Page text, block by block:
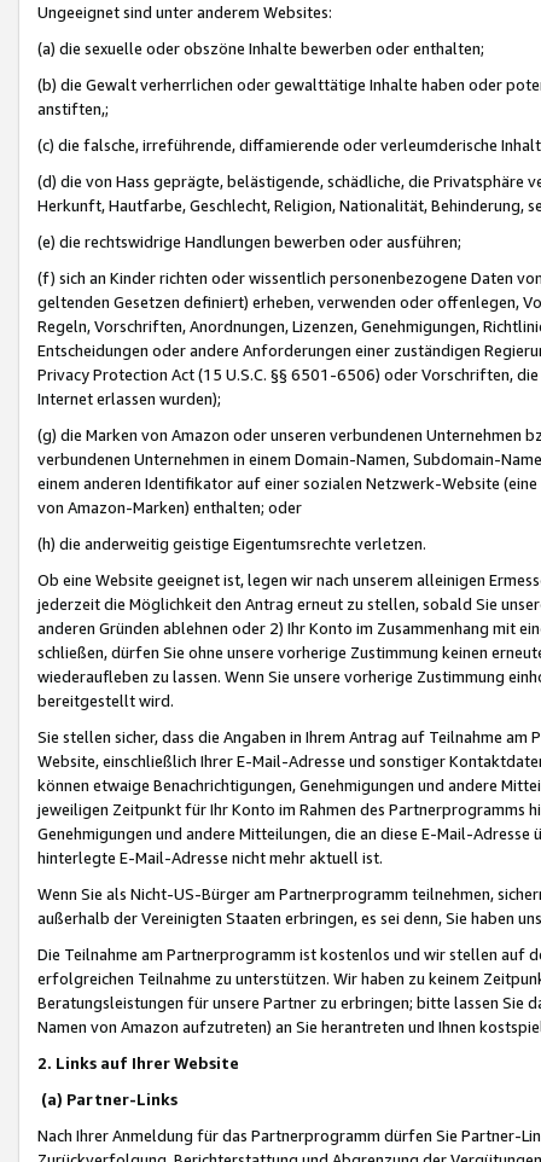
Ungeeignet sind unter anderem Websites:
(a) die sexuelle oder obszöne Inhalte bewerben oder enthalten;
(b) die Gewalt verherrlichen oder gewalttätige Inhalte haben oder
anstiften,;
(c) die falsche, irreführende, diffamierende oder verleumderische
(d) die von Hass geprägte, belästigende, schädliche, die Privatsphäre
Herkunft, Hautfarbe, Geschlecht, Religion, Nationalität, Behinderung,
(e) die rechtswidrige Handlungen bewerben oder ausführen;
(f) sich an Kinder richten oder wissentlich personenbezogene Daten
geltenden Gesetzen definiert) erheben, verwenden oder offenlegen,
Regeln, Vorschriften, Anordnungen, Lizenzen, Genehmigungen,
Entscheidungen oder andere Anforderungen einer zuständigen
Privacy Protection Act (15 U.S.C. §§ 6501-6506) oder Vorschriften,
Internet erlassen wurden);
(g) die Marken von Amazon oder unseren verbundenen Unternehmen
verbundenen Unternehmen in einem Domain-Namen, Subdomain-
einem anderen Identifikator auf einer sozialen Netzwerk-Website
von Amazon-Marken) enthalten; oder
(h) die anderweitig geistige Eigentumsrechte verletzen.
Ob eine Website geeignet ist, legen wir nach unserem alleinigen
jederzeit die Möglichkeit den Antrag erneut zu stellen, sobald Sie
anderen Gründen ablehnen oder 2) Ihr Konto im Zusammenhang mit
schließen, dürfen Sie ohne unsere vorherige Zustimmung keinen
wiederaufleben zu lassen. Wenn Sie unsere vorherige Zustimmung
bereitgestellt wird.
Sie stellen sicher, dass die Angaben in Ihrem Antrag auf Teilnahme
Website, einschließlich Ihrer E-Mail-Adresse und sonstiger
können etwaige Benachrichtigungen, Genehmigungen und andere
jeweiligen Zeitpunkt für Ihr Konto im Rahmen des Partnerprogramms
Genehmigungen und andere Mitteilungen, die an diese E-Mail-
hinterlegte E-Mail-Adresse nicht mehr aktuell ist.
Wenn Sie als Nicht-US-Bürger am Partnerprogramm teilnehmen,
außerhalb der Vereinigten Staaten erbringen, es sei denn, Sie haben
Die Teilnahme am Partnerprogramm ist kostenlos und wir stellen auf
erfolgreichen Teilnahme zu unterstützen. Wir haben zu keinem
Beratungsleistungen für unsere Partner zu erbringen; bitte lassen Sie
Namen von Amazon aufzutreten) an Sie herantreten und Ihnen
2. Links auf Ihrer Website
(a) Partner-Links
Nach Ihrer Anmeldung für das Partnerprogramm dürfen Sie Partner-